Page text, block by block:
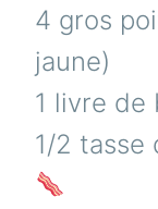
4 gros
jaune)
1 livre de
1/2 tasse